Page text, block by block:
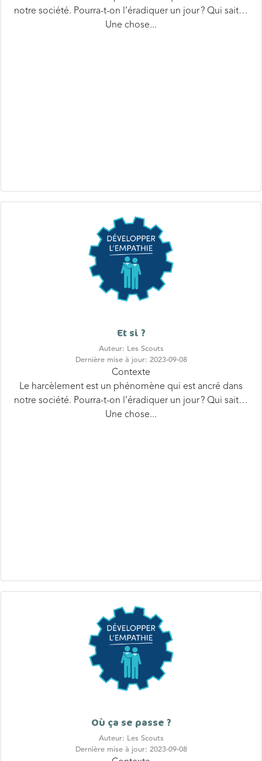
Une chose...
Auteur: Les Scouts
Contexte
Le harcèlement est un phénomène qui est ancré dans
notre société. Pourra-t-on l’éradiquer un jour ? Qui sait…
Une chose...
Auteur: Les Scouts
Dernière mise à jour: 2023-09-08
Contexte
Le harcèlement est un phénomène qui est ancré dans